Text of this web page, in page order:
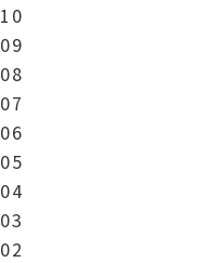
10
09
08
07
06
05
04
03
02